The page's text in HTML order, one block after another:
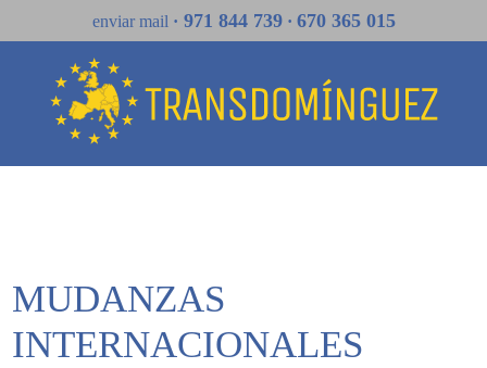
enviar mail · 971 844 739· 670 365 015
MUDANZAS
INTERNACIONALES